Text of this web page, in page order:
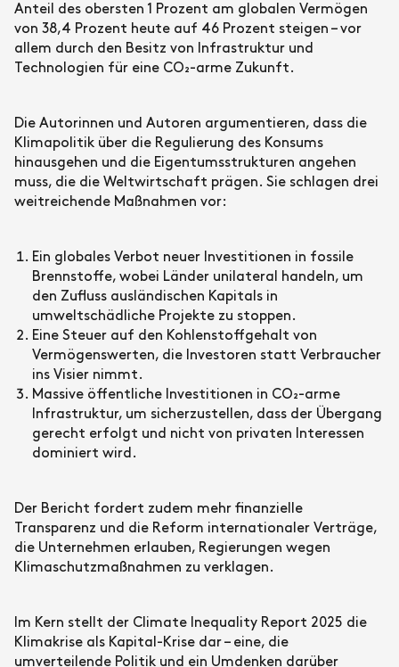
Anteil des obersten 1 Prozent am globalen Vermögen
von 38,4 Prozent heute auf 46 Prozent steigen – vor
allem durch den Besitz von Infrastruktur und
Technologien für eine CO₂-arme Zukunft.
Die Autorinnen und Autoren argumentieren, dass die
Klimapolitik über die Regulierung des Konsums
hinausgehen und die Eigentumsstrukturen angehen
muss, die die Weltwirtschaft prägen. Sie schlagen drei
weitreichende Maßnahmen vor:
Ein globales Verbot neuer Investitionen in fossile
Brennstoffe, wobei Länder unilateral handeln, um
den Zufluss ausländischen Kapitals in
umweltschädliche Projekte zu stoppen.
Eine Steuer auf den Kohlenstoffgehalt von
Vermögenswerten, die Investoren statt Verbraucher
ins Visier nimmt.
Massive öffentliche Investitionen in CO₂-arme
Infrastruktur, um sicherzustellen, dass der Übergang
gerecht erfolgt und nicht von privaten Interessen
dominiert wird.
Der Bericht fordert zudem mehr finanzielle
Transparenz und die Reform internationaler Verträge,
die Unternehmen erlauben, Regierungen wegen
Klimaschutzmaßnahmen zu verklagen.
Im Kern stellt der Climate Inequality Report 2025 die
Klimakrise als Kapital-Krise dar – eine, die
umverteilende Politik und ein Umdenken darüber